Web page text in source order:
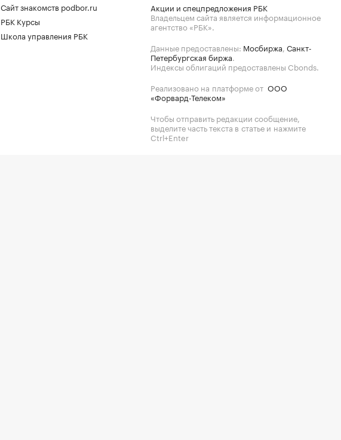
Сайт знакомств podbor.ru
РБК Курсы
Школа управления РБК
Акции и спецпредложения РБК
Владельцем сайта является информационное
агентство «РБК».
Данные предоставлены: Мосбиржа, Санкт-
Петербургская биржа.
Индексы облигаций предоставлены Cbonds.
Реализовано на платформе от ООО
«Форвард-Телеком»
Чтобы отправить редакции сообщение,
выделите часть текста в статье и нажмите
Ctrl+Enter